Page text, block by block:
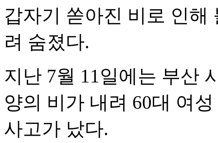
갑자기 쏟아진 비로 인해
려 숨졌다.
지난 7월 11일에는 부산
양의 비가 내려 60대 여
사고가 났다.